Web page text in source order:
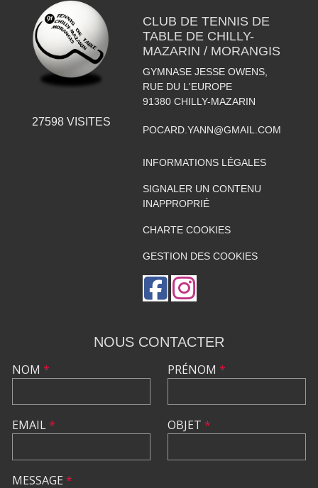
27598VISITES
CLUB DE TENNIS DE
TABLE DE CHILLY-
MAZARIN / MORANGIS
GYMNASE JESSE OWENS,
RUE DU L'EUROPE
91380 CHILLY-MAZARIN
POCARD.YANN@GMAIL.COM
INFORMATIONS LÉGALES
SIGNALER UN CONTENU
INAPPROPRIÉ
CHARTE COOKIES
GESTION DES COOKIES
NOUS CONTACTER
NOM *
EMAIL*
PRÉNOM *
OBJET *
MESSAGE *